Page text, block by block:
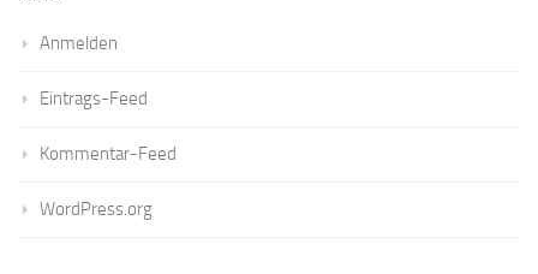
Anmelden
Eintrags-Feed
Kommentar-Feed
WordPress.org